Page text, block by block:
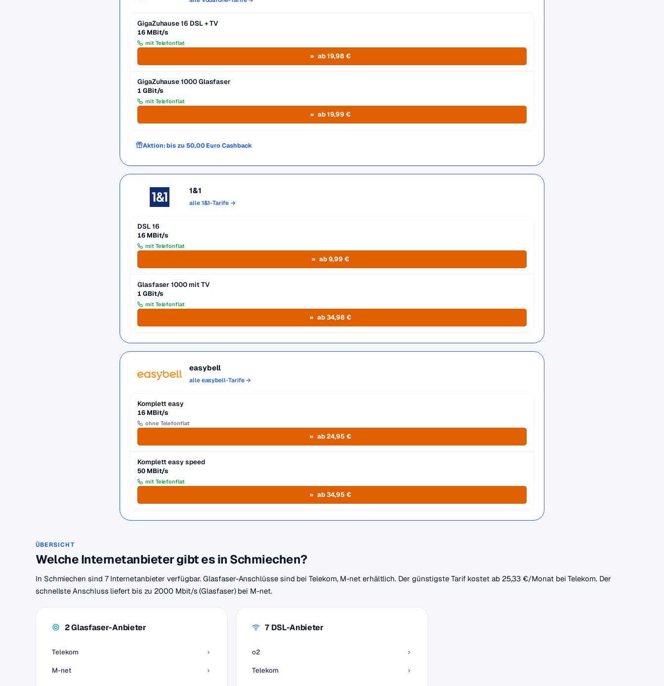
GigaZuhause 16 DSL + TV
16 MBit/s
mit Telefonflat
ab 19,98 €
GigaZuhause 1000 Glasfaser
1 GBit/s
mit Telefonflat
ab 19,99 €
Aktion: bis zu 50,00 Euro Cashback
1&1
alle 1&1-Tarife →
DSL 16
16 MBit/s
mit Telefonflat
ab 9,99 €
Glasfaser 1000 mit TV
1 GBit/s
mit Telefonflat
ab 34,98 €
easybell
alle easybell-Tarife →
Komplett easy
16 MBit/s
ohne Telefonflat
ab 24,95 €
Komplett easy speed
50 MBit/s
mit Telefonflat
ab 34,95 €
ÜBERSICHT
Welche Internetanbieter gibt es in Schmiechen?
In Schmiechen sind 7 Internetanbieter verfügbar. Glasfaser-Anschlüsse sind bei Telekom, M-net erhältlich. Der günstigste Tarif kostet ab 25,33 €/Monat bei Telekom. Der
schnellste Anschluss liefert bis zu 2000 Mbit/s (Glasfaser) bei M-net.
2 Glasfaser-Anbieter
Telekom
M-net
7 DSL-Anbieter
o2
Telekom